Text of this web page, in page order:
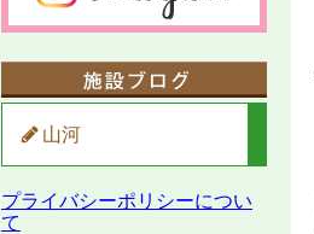
山河
プライバシーポリシーについ
て